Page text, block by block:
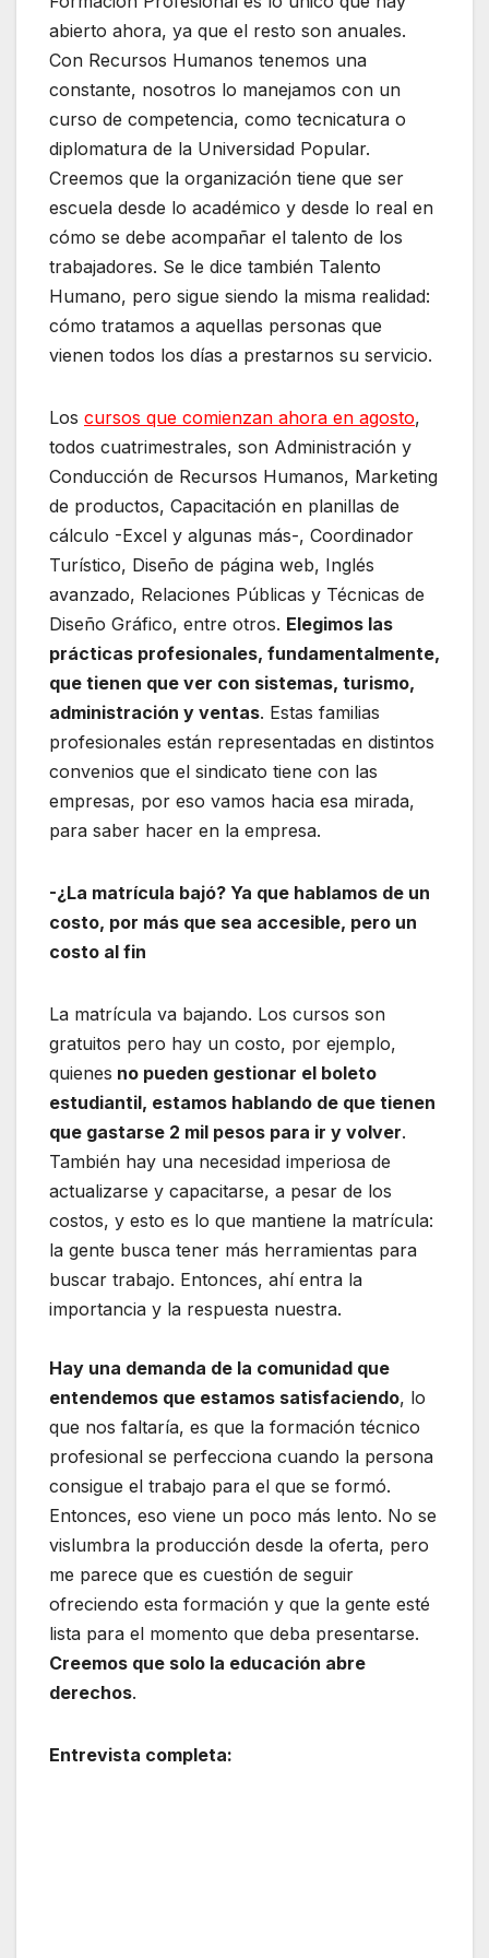
abierto ahora, ya que el resto son anuales.
Con Recursos Humanos tenemos una
constante, nosotros lo manejamos con un
curso de competencia, como tecnicatura o
diplomatura de la Universidad Popular.
Creemos que la organización tiene que ser
escuela desde lo académico y desde lo real en
cómo se debe acompañar el talento de los
trabajadores. Se le dice también Talento
Humano, pero sigue siendo la misma realidad:
cómo tratamos a aquellas personas que
vienen todos los días a prestarnos su servicio.
Los cursos que comienzan ahora en agosto,
todos cuatrimestrales, son Administración y
Conducción de Recursos Humanos, Marketing
de productos, Capacitación en planillas de
cálculo -Excel y algunas más-, Coordinador
Turístico, Diseño de página web, Inglés
avanzado, Relaciones Públicas y Técnicas de
Diseño Gráfico, entre otros. Elegimos las
prácticas profesionales, fundamentalmente,
que tienen que ver con sistemas, turismo,
administración y ventas. Estas familias
profesionales están representadas en distintos
convenios que el sindicato tiene con las
empresas, por eso vamos hacia esa mirada,
para saber hacer en la empresa.
-¿La matrícula bajó? Ya que hablamos de un
costo, por más que sea accesible, pero un
costo al fin
La matrícula va bajando. Los cursos son
gratuitos pero hay un costo, por ejemplo,
quienes no pueden gestionar el boleto
estudiantil, estamos hablando de que tienen
que gastarse 2 mil pesos para ir y volver.
También hay una necesidad imperiosa de
actualizarse y capacitarse, a pesar de los
costos, y esto es lo que mantiene la matrícula:
la gente busca tener más herramientas para
buscar trabajo. Entonces, ahí entra la
importancia y la respuesta nuestra.
Hay una demanda de la comunidad que
entendemos que estamos satisfaciendo, lo
que nos faltaría, es que la formación técnico
profesional se perfecciona cuando la persona
consigue el trabajo para el que se formó.
Entonces, eso viene un poco más lento. No se
vislumbra la producción desde la oferta, pero
me parece que es cuestión de seguir
ofreciendo esta formación y que la gente esté
lista para el momento que deba presentarse.
Creemos que solo la educación abre
derechos.
Entrevista completa: